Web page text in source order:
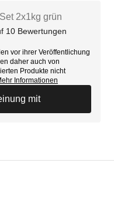
2x1kg grün
10 Bewertungen
vor ihrer Veröffentlichung
daher auch von
Produkte nicht
Informationen
mit